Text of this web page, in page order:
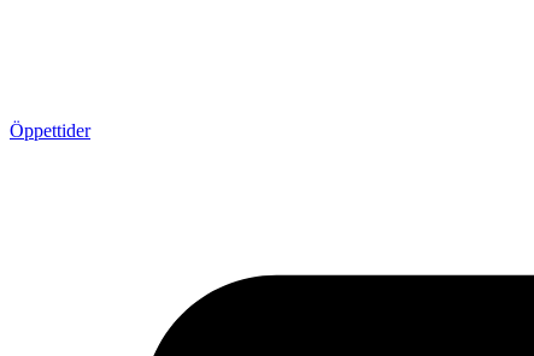
Öppettider